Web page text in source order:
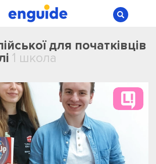
для початківців
1 школа